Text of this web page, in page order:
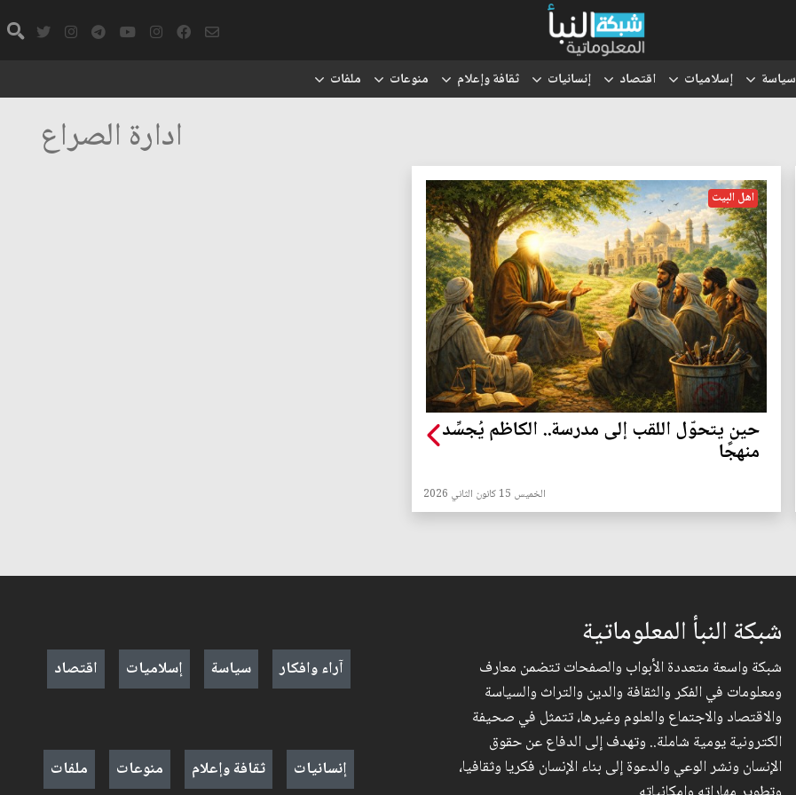
سياسة إسلاميات اقتصاد إنسانيات ثقافة وإعلام منوعات ملفات
ادارة الصراع
اهل البيت
حين يتحوّل اللقب إلى مدرسة.. الكاظم يُجسِّد
منهجًا
الخميس 15 كانون الثاني 2026
شبكة النبأ المعلوماتية
شبكة واسعة متعددة الأبواب والصفحات تتضمن معارف
ومعلومات في الفكر والثقافة والدين والتراث والسياسة
والاقتصاد والاجتماع والعلوم وغيرها، تتمثل في صحيفة
الكترونية يومية شاملة.. وتهدف إلى الدفاع عن حقوق
الإنسان ونشر الوعي والدعوة إلى بناء الإنسان فكريا وثقافيا،
آراء وافكار سياسة إسلاميات اقتصاد
إنسانيات ثقافة وإعلام منوعات ملفات